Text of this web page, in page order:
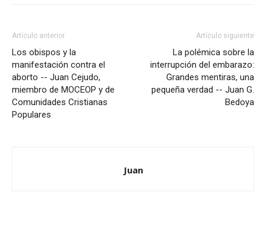
Artículo anterior
Los obispos y la
manifestación contra el
aborto -- Juan Cejudo,
miembro de MOCEOP y de
Comunidades Cristianas
Populares
Artículo siguiente
La polémica sobre la
interrupción del embarazo:
Grandes mentiras, una
pequeña verdad -- Juan G.
Bedoya
Juan